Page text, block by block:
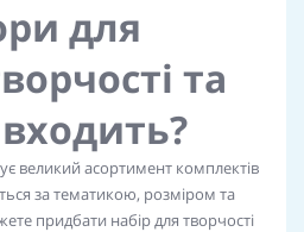
для
та
великий асортимент комплектів
за тематикою, розміром та
придбати набір для творчості